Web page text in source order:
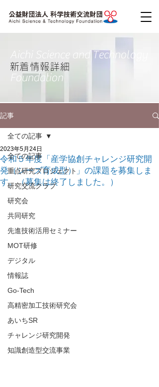
Aichi Science and Technology
Foundation
​新着情報詳細
記事
全ての記事
重点研究プロジェクト
研究交流クラブ
研究会
共同研究
先進技術活用セミナー
MOT研修
デジタル
情報誌
Go-Tech
高精密加工技術研究会
あいちSR
チャレンジ研究開発
知識創造型交流事業
全ての記事
令和５年度「産学協創チャレンジ研究開
発（シーズ育成型）」の課題を募集しま
す。（募集は終了しました。）
2023年5月24日